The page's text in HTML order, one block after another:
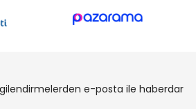
e-posta ile haberdar